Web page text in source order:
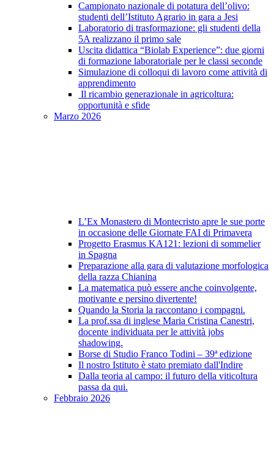
Campionato nazionale di potatura dell’olivo:
studenti dell’Istituto Agrario in gara a Jesi
Laboratorio di trasformazione: gli studenti della
5A realizzano il primo sale
Uscita didattica “Biolab Experience”: due giorni
di formazione laboratoriale per le classi seconde
Simulazione di colloqui di lavoro come attività di
apprendimento
Il ricambio generazionale in agricoltura:
opportunità e sfide
Marzo 2026
L’Ex Monastero di Montecristo apre le sue porte
in occasione delle Giornate FAI di Primavera
Progetto Erasmus KA121: lezioni di sommelier
in Spagna
Preparazione alla gara di valutazione morfologica
della razza Chianina
La matematica può essere anche coinvolgente,
motivante e persino divertente!
Quando la Storia la raccontano i compagni.
La prof.ssa di inglese Maria Cristina Canestri,
docente individuata per le attività jobs
shadowing.
Borse di Studio Franco Todini – 39ª edizione
Il nostro Istituto è stato premiato dall'Indire
Dalla teoria al campo: il futuro della viticoltura
passa da qui.
Febbraio 2026